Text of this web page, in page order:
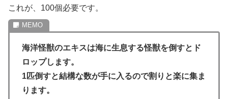
これが、100個必要です。
海洋怪獣のエキスは海に生息する怪獣を倒すとド
ロップします。
1匹倒すと結構な数が手に入るので割りと楽に集ま
ります。